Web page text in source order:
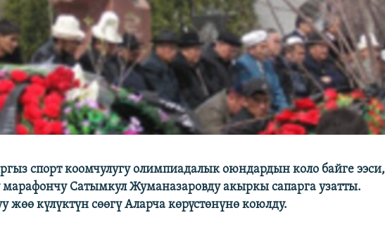
спорт коомчулугу олимпиадалык оюндардын коло байге ээси,
марафончу Сатымкул Жуманазаровду акыркы сапарга узатты.
жөө күлүктүн сөөгү Аларча көрүстөнүнө коюлду.